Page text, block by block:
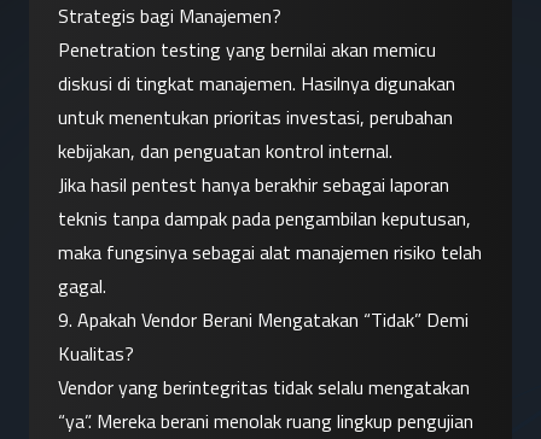
Strategis bagi Manajemen?
Penetration testing yang bernilai akan memicu
diskusi di tingkat manajemen. Hasilnya digunakan
untuk menentukan prioritas investasi, perubahan
kebijakan, dan penguatan kontrol internal.
Jika hasil pentest hanya berakhir sebagai laporan
teknis tanpa dampak pada pengambilan keputusan,
maka fungsinya sebagai alat manajemen risiko telah
gagal.
9. Apakah Vendor Berani Mengatakan “Tidak” Demi
Kualitas?
Vendor yang berintegritas tidak selalu mengatakan
“ya”. Mereka berani menolak ruang lingkup pengujian